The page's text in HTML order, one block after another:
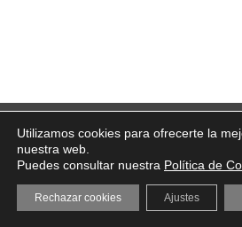
Utilizamos cookies para ofrecerte la
nuestra web.
Puedes consultar nuestra Política de
Rechazar cookies Ajustes